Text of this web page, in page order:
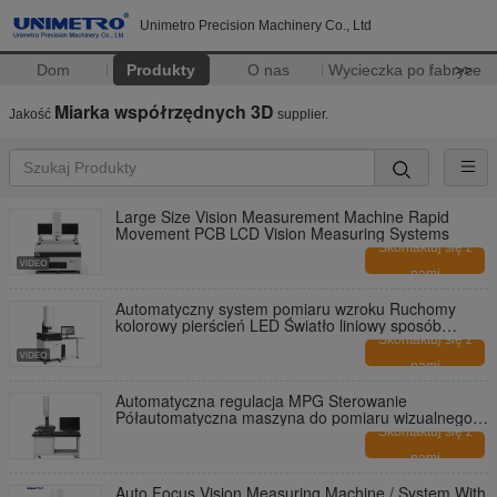
Unimetro Precision Machinery Co., Ltd
Dom Produkty O nas Wycieczka po fabryce
>>
Jakość Miarka współrzędnych 3D supplier.
Large Size Vision Measurement Machine Rapid
Movement PCB LCD Vision Measuring Systems
Skontaktuj się z
nami
Automatyczny system pomiaru wzroku Ruchomy
kolorowy pierścień LED Światło liniowy sposób
Skontaktuj się z
nami
Automatyczna regulacja MPG Sterowanie
Półautomatyczna maszyna do pomiaru wizualnego /
system pomiaru wideo Z Oś zmotoryzowanaSkontaktuj się z
nami
Auto Focus Vision Measuring Machine / System With